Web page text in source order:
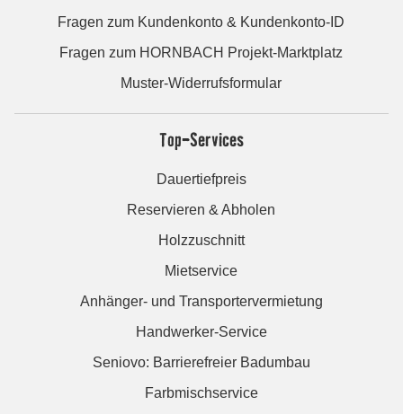
Fragen zum Kundenkonto & Kundenkonto-ID
Fragen zum HORNBACH Projekt-Marktplatz
Muster-Widerrufsformular
Top-Services
Dauertiefpreis
Reservieren & Abholen
Holzzuschnitt
Mietservice
Anhänger- und Transportervermietung
Handwerker-Service
Seniovo: Barrierefreier Badumbau
Farbmischservice